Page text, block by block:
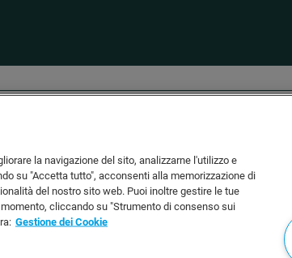
la navigazione del sito, analizzarne l'utilizzo e
su "Accetta tutto", acconsenti alla memorizzazione di
del nostro sito web. Puoi inoltre gestire le tue
cliccando su "Strumento di consenso sui
Gestione dei Cookie